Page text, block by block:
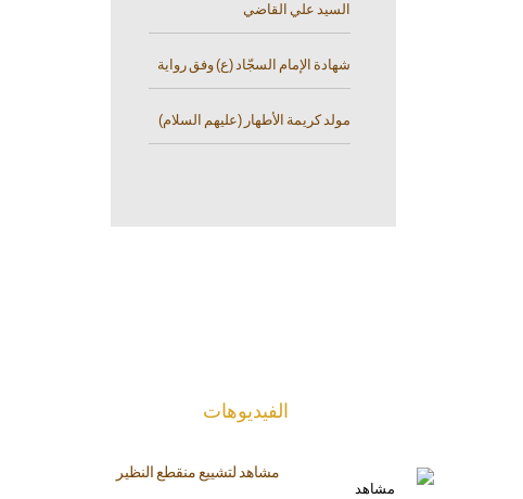
السيد علي القاضي
شهادة الإمام السجّاد (ع) وفق رواية
مولد كريمة الأطهار (عليهم السلام)
الفیدیوهات
مشاهد لتشييع منقطع النظير